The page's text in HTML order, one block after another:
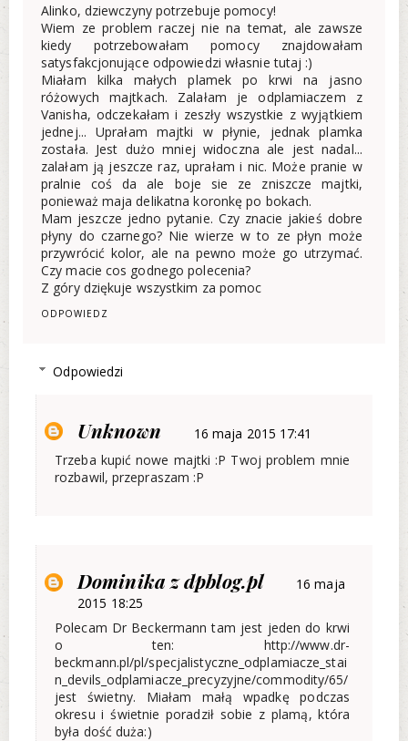
Alinko, dziewczyny potrzebuje pomocy!
Wiem ze problem raczej nie na temat, ale zawsze
kiedy potrzebowałam pomocy znajdowałam
satysfakcjonujące odpowiedzi własnie tutaj :)
Miałam kilka małych plamek po krwi na jasno
różowych majtkach. Zalałam je odplamiaczem z
Vanisha, odczekałam i zeszły wszystkie z wyjątkiem
jednej... Uprałam majtki w płynie, jednak plamka
została. Jest dużo mniej widoczna ale jest nadal...
zalałam ją jeszcze raz, uprałam i nic. Może pranie w
pralnie coś da ale boje sie ze zniszcze majtki,
ponieważ maja delikatna koronkę po bokach.
Mam jeszcze jedno pytanie. Czy znacie jakieś dobre
płyny do czarnego? Nie wierze w to ze płyn może
przywrócić kolor, ale na pewno może go utrzymać.
Czy macie cos godnego polecenia?
Z góry dziękuje wszystkim za pomoc
ODPOWIEDZ
Odpowiedzi
Unknown
16 maja 2015 17:41
Trzeba kupić nowe majtki :P Twoj problem mnie
rozbawil, przepraszam :P
Dominika z dpblog.pl
16 maja
2015 18:25
Polecam Dr Beckermann tam jest jeden do krwi
o ten: http://www.dr-
beckmann.pl/pl/specjalistyczne_odplamiacze_stai
n_devils_odplamiacze_precyzyjne/commodity/65/
jest świetny. Miałam małą wpadkę podczas
okresu i świetnie poradził sobie z plamą, która
była dość duża:)